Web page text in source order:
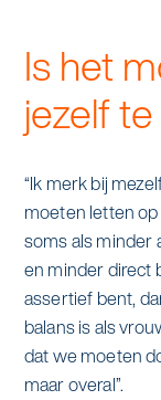
Is het
jezelf
“Ik merk bij
moeten letten
soms als minder
en minder direct
assertief bent,
balans is als
dat we moeten
maar overal”.